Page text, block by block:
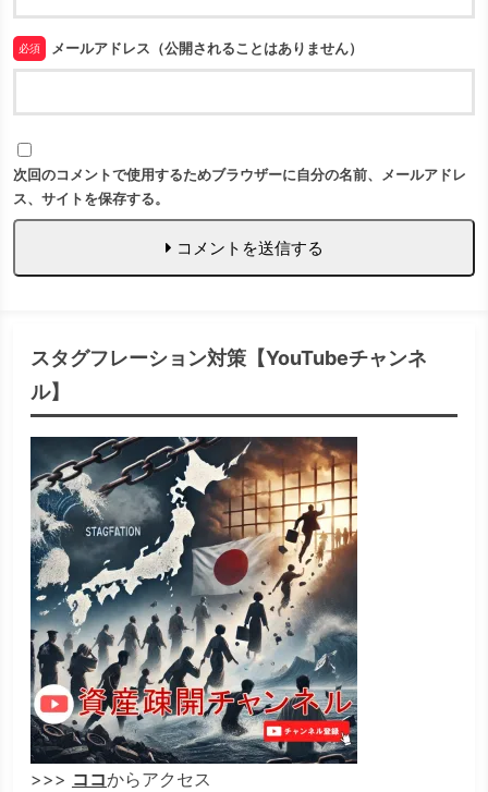
必須 メールアドレス（公開されることはありません）
次回のコメントで使用するためブラウザーに自分の名前、メールアドレ
ス、サイトを保存する。
コメントを送信する
スタグフレーション対策【YouTubeチャンネ
ル】
>>> ココからアクセス